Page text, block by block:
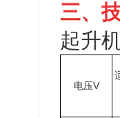
三、
起升
电压V